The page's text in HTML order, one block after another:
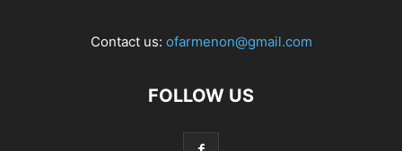
Contact us: ofarmenon@gmail.com
FOLLOW US